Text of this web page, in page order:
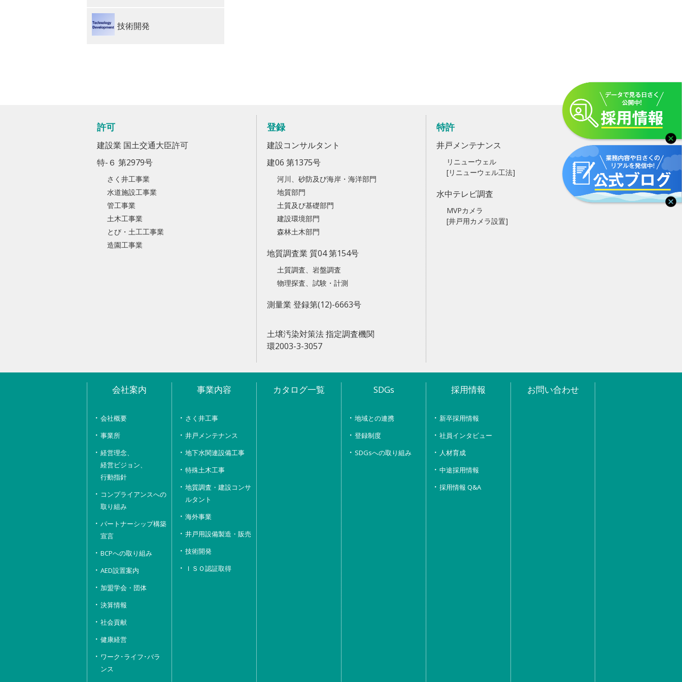
技術開発
許可
建設業 国土交通大臣許可
特-６ 第2979号
さく井工事業
水道施設工事業
管工事業
土木工事業
とび・土工工事業
造園工事業
登録
建設コンサルタント
建06 第1375号
河川、砂防及び海岸・海洋部門
地質部門
土質及び基礎部門
建設環境部門
森林土木部門
地質調査業 質04 第154号
土質調査、岩盤調査
物理探査、試験・計測
測量業 登録第(12)-6663号
土壌汚染対策法 指定調査機関
環2003-3-3057
特許
井戸メンテナンス
リニューウェル
[リニューウェル工法]
水中テレビ調査
MVPカメラ
[井戸用カメラ設置]
会社案内
会社概要
事業所
経営理念、
経営ビジョン、
行動指針
コンプライアンスへの
取り組み
パートナーシップ構築
宣言
BCPへの取り組み
AED設置案内
加盟学会・団体
決算情報
社会貢献
健康経営
ワーク･ライフ･バラ
ンス
事業内容
さく井工事
井戸メンテナンス
地下水関連設備工事
特殊土木工事
地質調査・建設コンサ
ルタント
海外事業
井戸用設備製造・販売
技術開発
ＩＳＯ認証取得
カタログ一覧 SDGs
地域との連携
登録制度
SDGsへの取り組み
採用情報
新卒採用情報
社員インタビュー
人材育成
中途採用情報
採用情報 Q&A
お問い合わせ